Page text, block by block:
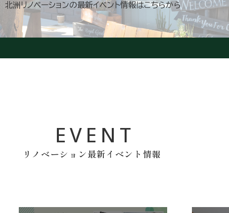
北洲リノベーションの最新イベント情報はこちらから
EVENT
リノベーション最新イベント情報